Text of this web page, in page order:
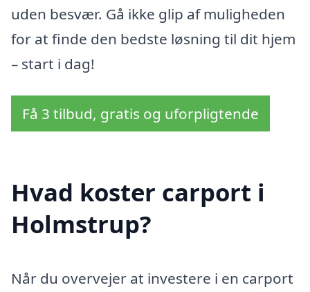
uden besvær. Gå ikke glip af muligheden
for at finde den bedste løsning til dit hjem
– start i dag!
Få 3 tilbud, gratis og uforpligtende
Hvad koster carport i
Holmstrup?
Når du overvejer at investere i en carport